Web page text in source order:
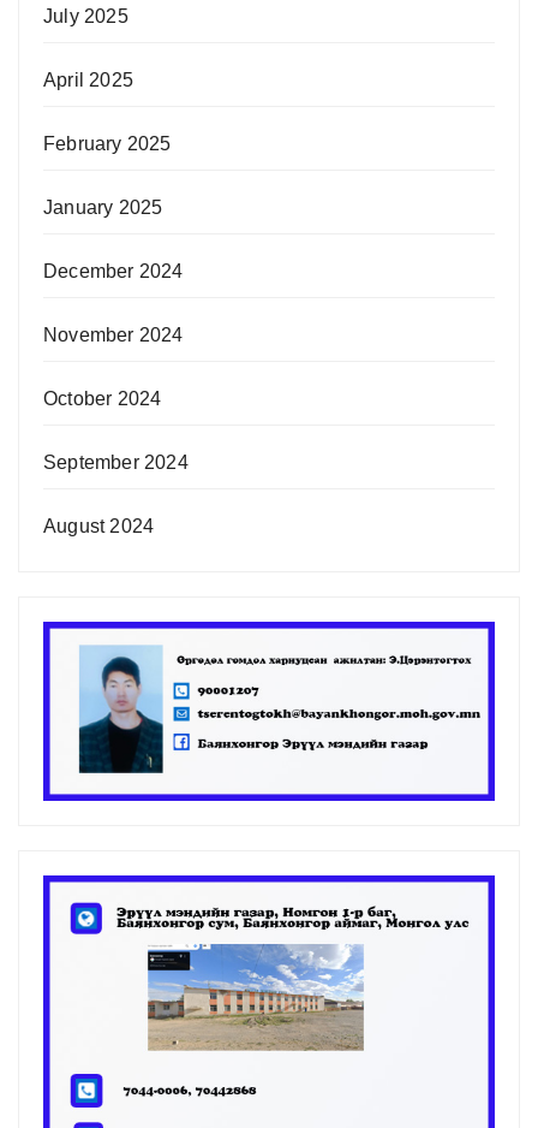
July 2025
April 2025
February 2025
January 2025
December 2024
November 2024
October 2024
September 2024
August 2024